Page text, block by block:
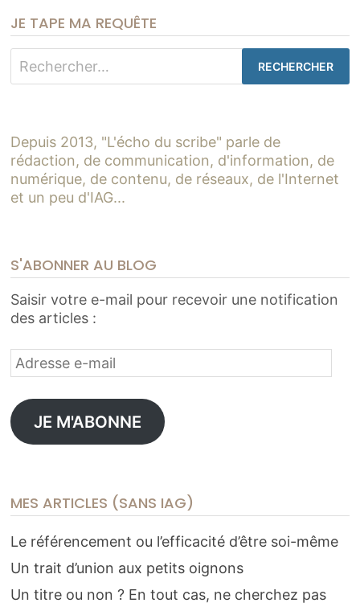
JE TAPE MA REQUÊTE
Rechercher :
Depuis 2013, "L'écho du scribe" parle de
rédaction, de communication, d'information, de
numérique, de contenu, de réseaux, de l'Internet
et un peu d'IAG...
S'ABONNER AU BLOG
Saisir votre e-mail pour recevoir une notification
des articles :
Adresse
e-
mail
JE M'ABONNE
MES ARTICLES (SANS IAG)
Le référencement ou l’efficacité d’être soi-même
Un trait d’union aux petits oignons
Un titre ou non ? En tout cas, ne cherchez pas